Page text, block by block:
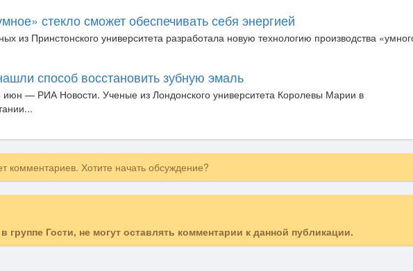
стекло сможет обеспечивать себя энергией
из Принстонского университета разработала новую технологию производства
способ восстановить зубную эмаль
— РИА Новости. Ученые из Лондонского университета Королевы Марии в
комментариев. Хотите начать обсуждение?
группе Гости, не могут оставлять комментарии к данной публикации.